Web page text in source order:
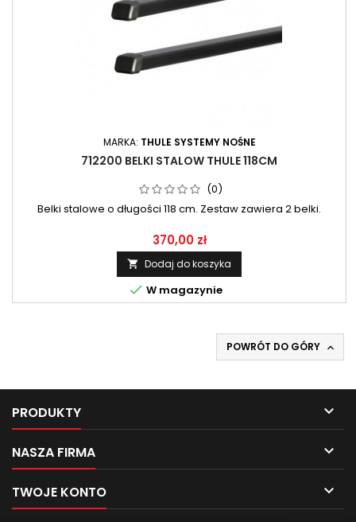
MARKA: THULE SYSTEMY NOŚNE
712200 BELKI STALOW THULE 118CM
(0)
Belki stalowe o długości 118 cm. Zestaw zawiera 2 belki.
370,00 zł
 Dodaj do koszyka
 W magazynie
POWRÓT DO GÓRY 
PRODUKTY 
NASZA FIRMA 
TWOJE KONTO 